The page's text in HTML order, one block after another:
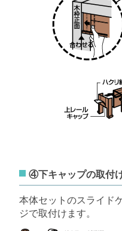
④下キャップの取付
本体セットのスライド
ジで取付けます。